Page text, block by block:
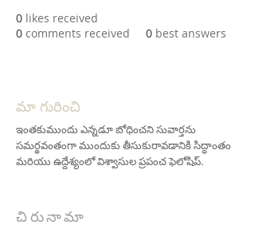
0 likes received
0 comments received 0 best answers
మా గురించి
ఇంతకుముందు ఎన్నడూ బోధించని సువార్తను
సమర్థవంతంగా ముందుకు తీసుకురావడానికి సిద్ధాంతం
మరియు ఉద్దేశ్యంలో విశ్వాసుల ప్రపంచ ఫెలోషిప్.
చిరునామా